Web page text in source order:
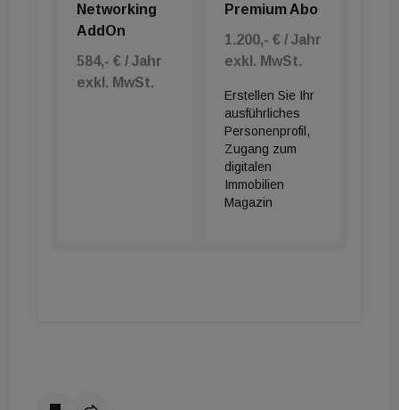
Networking
AddOn
584,- € / Jahr
exkl. MwSt.
Premium Abo
1.200,- € / Jahr
exkl. MwSt.
Erstellen Sie Ihr
ausführliches
Personenprofil,
Zugang zum
digitalen
Immobilien
Magazin